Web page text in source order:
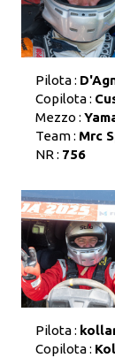
Pilota :
Copilota :
Mezzo :
Team : Mrc
NR : 756
Pilota :
Copilota :